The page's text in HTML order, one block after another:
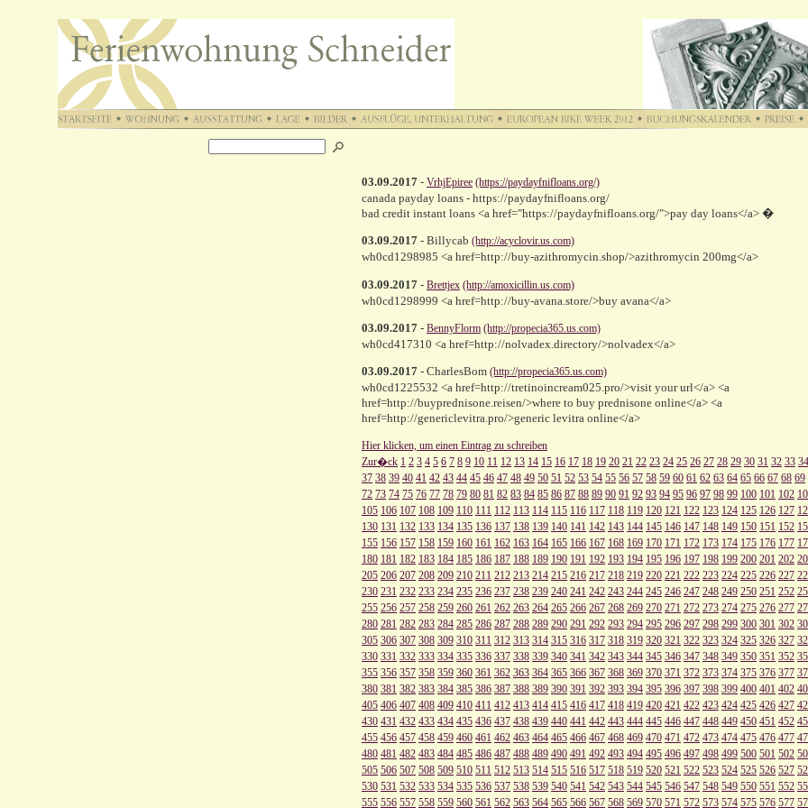
03.09.2017 - VrhjEpiree (https://paydayfnifloans.org/)
canada payday loans - https://paydayfnifloans.org/
bad credit instant loans <a href="https://paydayfnifloans.org/">pay day loans</a> �
03.09.2017 - Billycab (http://acyclovir.us.com)
wh0cd1298985 <a href=http://buy-azithromycin.shop/>azithromycin 200mg</a>
03.09.2017 - Brettjex (http://amoxicillin.us.com)
wh0cd1298999 <a href=http://buy-avana.store/>buy avana</a>
03.09.2017 - BennyFlorm (http://propecia365.us.com)
wh0cd417310 <a href=http://nolvadex.directory/>nolvadex</a>
03.09.2017 - CharlesBom (http://propecia365.us.com)
wh0cd1225532 <a href=http://tretinoincream025.pro/>visit your url</a> <a
href=http://buyprednisone.reisen/>where to buy prednisone online</a> <a
href=http://genericlevitra.pro/>generic levitra online</a>
Hier klicken, um einen Eintrag zu schreiben
Zur�ck 1 2 3 4 5 6 7 8 9 10 11 12 13 14 15 16 17 18 19 20 21 22 23 24 25 26 27 28 29 30 31 32 33 34
37 38 39 40 41 42 43 44 45 46 47 48 49 50 51 52 53 54 55 56 57 58 59 60 61 62 63 64 65 66 67 68 69
72 73 74 75 76 77 78 79 80 81 82 83 84 85 86 87 88 89 90 91 92 93 94 95 96 97 98 99 100 101 102
105 106 107 108 109 110 111 112 113 114 115 116 117 118 119 120 121 122 123 124 125 126 127
130 131 132 133 134 135 136 137 138 139 140 141 142 143 144 145 146 147 148 149 150 151 152
155 156 157 158 159 160 161 162 163 164 165 166 167 168 169 170 171 172 173 174 175 176 177
180 181 182 183 184 185 186 187 188 189 190 191 192 193 194 195 196 197 198 199 200 201 202
205 206 207 208 209 210 211 212 213 214 215 216 217 218 219 220 221 222 223 224 225 226 227
230 231 232 233 234 235 236 237 238 239 240 241 242 243 244 245 246 247 248 249 250 251 252
255 256 257 258 259 260 261 262 263 264 265 266 267 268 269 270 271 272 273 274 275 276 277
280 281 282 283 284 285 286 287 288 289 290 291 292 293 294 295 296 297 298 299 300 301 302
305 306 307 308 309 310 311 312 313 314 315 316 317 318 319 320 321 322 323 324 325 326 327
330 331 332 333 334 335 336 337 338 339 340 341 342 343 344 345 346 347 348 349 350 351 352
355 356 357 358 359 360 361 362 363 364 365 366 367 368 369 370 371 372 373 374 375 376 377
380 381 382 383 384 385 386 387 388 389 390 391 392 393 394 395 396 397 398 399 400 401 402
405 406 407 408 409 410 411 412 413 414 415 416 417 418 419 420 421 422 423 424 425 426 427
430 431 432 433 434 435 436 437 438 439 440 441 442 443 444 445 446 447 448 449 450 451 452
455 456 457 458 459 460 461 462 463 464 465 466 467 468 469 470 471 472 473 474 475 476 477
480 481 482 483 484 485 486 487 488 489 490 491 492 493 494 495 496 497 498 499 500 501 502
505 506 507 508 509 510 511 512 513 514 515 516 517 518 519 520 521 522 523 524 525 526 527
530 531 532 533 534 535 536 537 538 539 540 541 542 543 544 545 546 547 548 549 550 551 552
555 556 557 558 559 560 561 562 563 564 565 566 567 568 569 570 571 572 573 574 575 576 577